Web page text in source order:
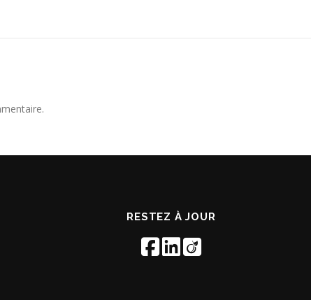
RESTEZ À JOUR